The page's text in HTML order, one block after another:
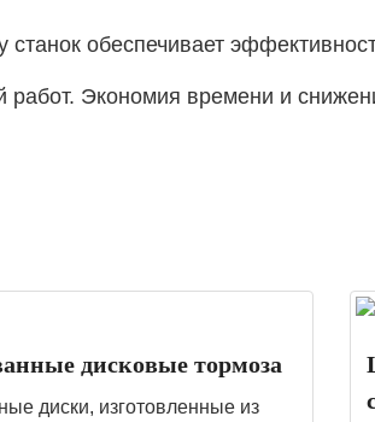
обеспечивает
Экономия времени и
дисковые тормоза
диски, изготовленные из